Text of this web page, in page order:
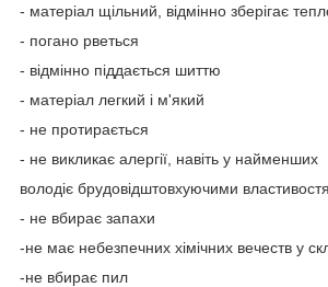
- матеріал щільний, відмінно зберігає
- погано рветься
- відмінно піддається шиттю
- матеріал легкий і м'який
- не протирається
- не викликає алергії, навіть у найменших
володіє брудовідштовхуючими
- не вбирає запахи
-не має небезпечних хімічних вечеств у
-не вбирає пил